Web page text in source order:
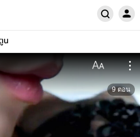
น
9 ตอน